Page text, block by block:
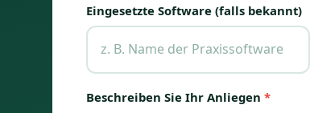
Eingesetzte Software (falls bekannt)
Beschreiben Sie Ihr Anliegen *